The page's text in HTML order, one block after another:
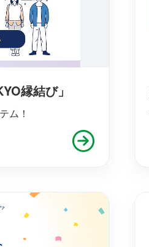
縁結び」
ム！